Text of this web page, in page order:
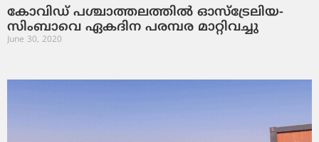
കോവിഡ് പശ്ചാത്തലത്തില്‍ ഓസ്‌ട്രേലിയ-
സിംബാവെ ഏകദിന പരമ്പര മാറ്റിവച്ചു
June 30, 2020